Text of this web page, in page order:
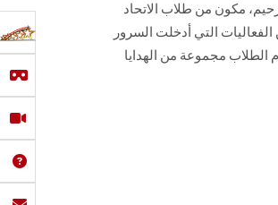
مكون من طلاب الاتحاد
التي أدخلت السرور
الطلاب مجموعة من الهدايا